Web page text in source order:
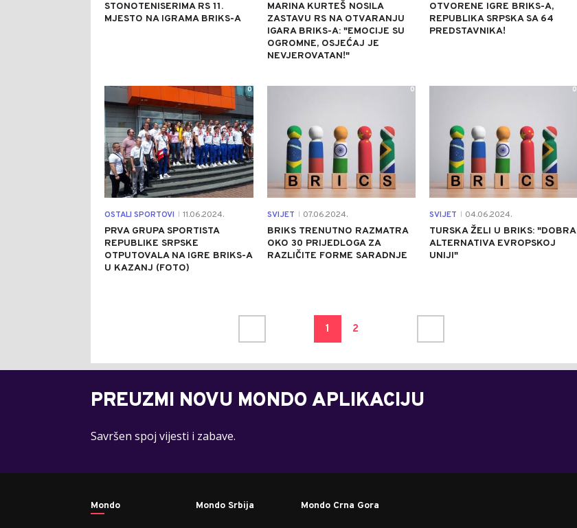
STONOTENISERIMA RS 11.
MJESTO NA IGRAMA BRIKS-A
MARINA KURTEŠ NOSILA
ZASTAVU RS NA OTVARANJU
IGARA BRIKS-A: "EMOCIJE SU
OGROMNE, OSJEĆAJ JE
NEVJEROVATAN!"
OTVORENE IGRE BRIKS-A,
REPUBLIKA SRPSKA SA 64
PREDSTAVNIKA!
OSTALI SPORTOVI 11.06.2024.
PRVA GRUPA SPORTISTA
REPUBLIKE SRPSKE
OTPUTOVALA NA IGRE BRIKS-A
U KAZANJ (FOTO)
0
SVIJET 07.06.2024.
BRIKS TRENUTNO RAZMATRA
OKO 30 PRIJEDLOGA ZA
RAZLIČITE FORME SARADNJE
0
SVIJET 04.06.2024.
TURSKA ŽELI U BRIKS: "DOBRA
ALTERNATIVA EVROPSKOJ
UNIJI"
0
1 2
PREUZMI NOVU MONDO APLIKACIJU
Savršen spoj vijesti i zabave.
Mondo Mondo Srbija Mondo Crna Gora